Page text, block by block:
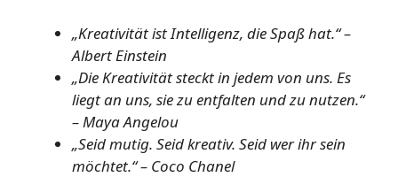
„Kreativität ist Intelligenz, die Spaß hat.“ –
Albert Einstein
„Die Kreativität steckt in jedem von uns. Es
liegt an uns, sie zu entfalten und zu nutzen.“
– Maya Angelou
„Seid mutig. Seid kreativ. Seid wer ihr sein
möchtet.“ – Coco Chanel